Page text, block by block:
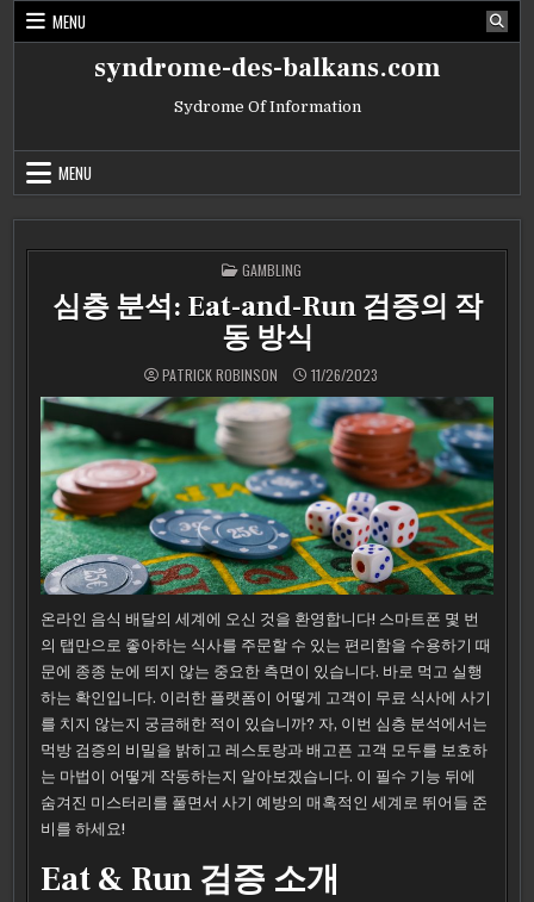
Skip
MENU
syndrome-des-balkans.com
Sydrome Of Information
MENU
POSTED
IN
GAMBLING
심층 분석: Eat-and-Run 검증의 작
동 방식
PATRICK ROBINSON 11/26/2023
온라인 음식 배달의 세계에 오신 것을 환영합니다! 스마트폰 몇 번
의 탭만으로 좋아하는 식사를 주문할 수 있는 편리함을 수용하기 때
문에 종종 눈에 띄지 않는 중요한 측면이 있습니다. 바로 먹고 실행
하는 확인입니다. 이러한 플랫폼이 어떻게 고객이 무료 식사에 사기
를 치지 않는지 궁금해한 적이 있습니까? 자, 이번 심층 분석에서는
먹방 검증의 비밀을 밝히고 레스토랑과 배고픈 고객 모두를 보호하
는 마법이 어떻게 작동하는지 알아보겠습니다. 이 필수 기능 뒤에
숨겨진 미스터리를 풀면서 사기 예방의 매혹적인 세계로 뛰어들 준
비를 하세요!
Eat & Run 검증 소개